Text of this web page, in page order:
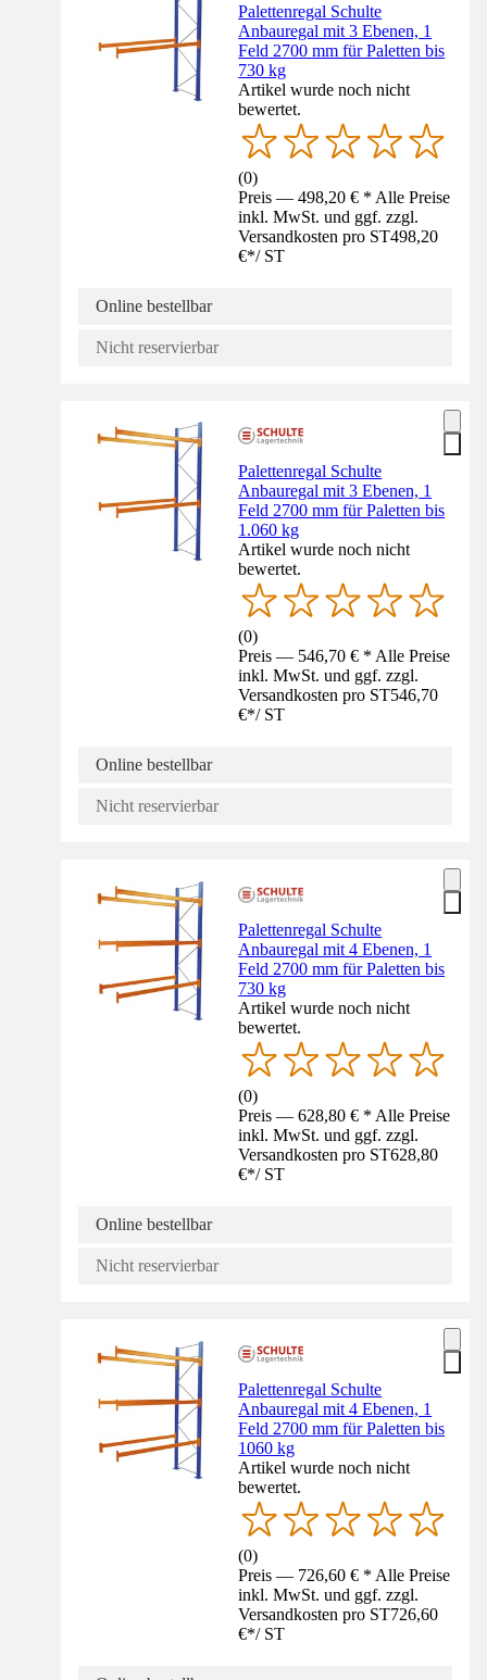
Palettenregal Schulte
Anbauregal mit 3 Ebenen, 1
Feld 2700 mm für Paletten bis
730 kg
Artikel wurde noch nicht
bewertet.
(0)
Preis — 498,20 € * Alle Preise
inkl. MwSt. und ggf. zzgl.
Versandkosten pro ST498,20
€*/ ST
Online bestellbar
Nicht reservierbar
Palettenregal Schulte
Anbauregal mit 3 Ebenen, 1
Feld 2700 mm für Paletten bis
1.060 kg
Artikel wurde noch nicht
bewertet.
(0)
Preis — 546,70 € * Alle Preise
inkl. MwSt. und ggf. zzgl.
Versandkosten pro ST546,70
€*/ ST
Online bestellbar
Nicht reservierbar
Palettenregal Schulte
Anbauregal mit 4 Ebenen, 1
Feld 2700 mm für Paletten bis
730 kg
Artikel wurde noch nicht
bewertet.
(0)
Preis — 628,80 € * Alle Preise
inkl. MwSt. und ggf. zzgl.
Versandkosten pro ST628,80
€*/ ST
Online bestellbar
Nicht reservierbar
Palettenregal Schulte
Anbauregal mit 4 Ebenen, 1
Feld 2700 mm für Paletten bis
1060 kg
Artikel wurde noch nicht
bewertet.
(0)
Preis — 726,60 € * Alle Preise
inkl. MwSt. und ggf. zzgl.
Versandkosten pro ST726,60
€*/ ST